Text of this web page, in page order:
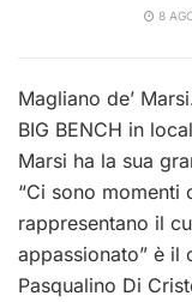
8
Magliano de’
BIG BENCH in
Marsi ha la sua
“Ci sono momenti
rappresentano il
appassionato” è il
Pasqualino Di